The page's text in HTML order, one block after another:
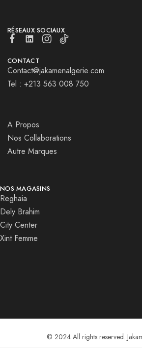
RÉSEAUX SOCIAUX
CONTACT
Contact@jakamenalgerie.com
Tel : +213 563 008 750
A Propos
Nos Collaborations
Autre Marques
NOS MAGASINS
Reghaia
Dely Brahim
City Center
Xint Femme
© 2024 All rights reserved.